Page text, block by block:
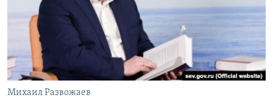
ПОБЕДИТЕЛЕЙ НЕ СУДЯТ?
КРЫМ.НЕПОКОРЕННЫЙ
ELIFBE
УКРАИНСКАЯ ПРОБЛЕМА КРЫМА
ПРИСОЕДИНЯЙТЕСЬ!
Все сайты RFE/RL
Михаил Развожаев